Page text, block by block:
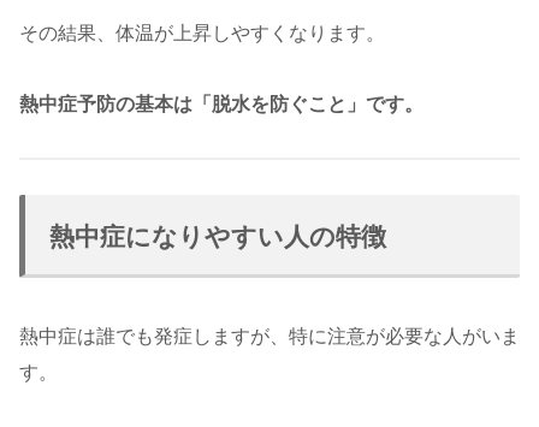
その結果、体温が上昇しやすくなります。
熱中症予防の基本は「脱水を防ぐこと」です。
熱中症になりやすい人の特徴
熱中症は誰でも発症しますが、特に注意が必要な人がいま
す。